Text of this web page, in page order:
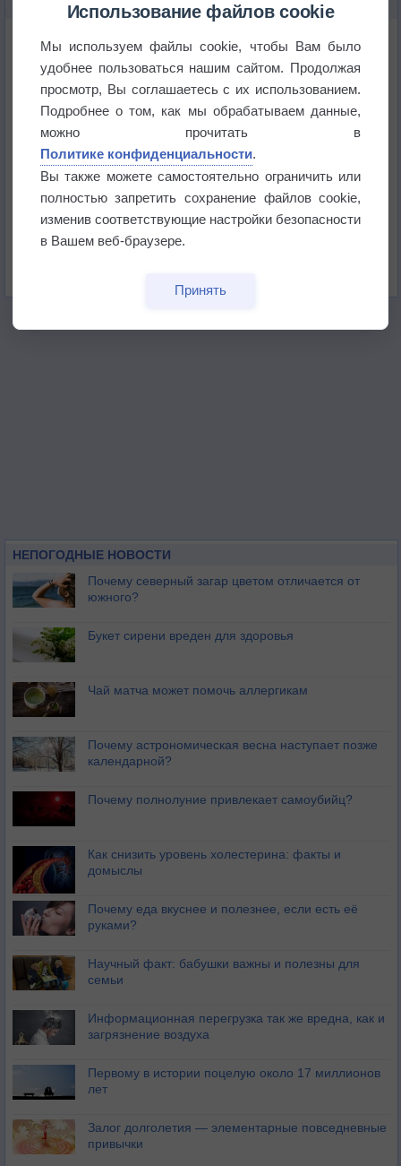
НОВОЕ О ПОГОДЕ
Приложение построит маршрут через тень
Атмосфера начала замерзать
В Приморье обнаружены морские волны тепла
Изменение климата повлияло на ареал обитания
НЕПОГОДНЫЕ НОВОСТИ
Почему северный загар цветом отличается от
южного?
Букет сирени вреден для здоровья
Чай матча может помочь аллергикам
Почему астрономическая весна наступает позже
календарной?
Почему полнолуние привлекает самоубийц?
Как снизить уровень холестерина: факты и
домыслы
Почему еда вкуснее и полезнее, если есть её
руками?
Научный факт: бабушки важны и полезны для
семьи
Информационная перегрузка так же вредна, как и
загрязнение воздуха
Первому в истории поцелую около 17 миллионов
лет
Залог долголетия — элементарные повседневные
привычки
Использование файлов cookie
Мы используем файлы cookie, чтобы Вам было
удобнее пользоваться нашим сайтом. Продолжая
просмотр, Вы соглашаетесь с их использованием.
Подробнее о том, как мы обрабатываем данные,
можно прочитать в
Политике конфиденциальности.
Вы также можете самостоятельно ограничить или
полностью запретить сохранение файлов cookie,
изменив соответствующие настройки безопасности
в Вашем веб-браузере.
Принять